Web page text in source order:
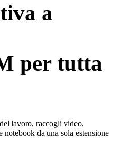
a
per tutta
lavoro, raccogli video,
da una sola estensione